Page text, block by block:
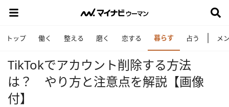
トップ 働く 整える 磨く 恋する 暮らす 占う メ
TikTokでアカウント削除する方法
は？ やり方と注意点を解説【画像
付】